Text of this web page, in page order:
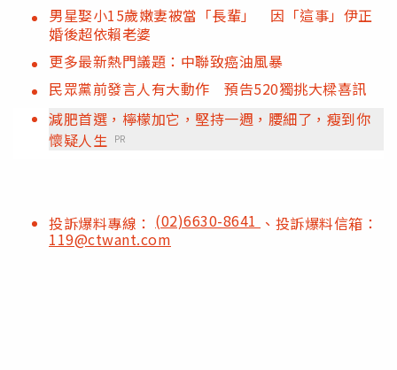
男星娶小15歲嫩妻被當「長輩」 因「這事」伊正
婚後超依賴老婆
更多最新熱門議題：中聯致癌油風暴
民眾黨前發言人有大動作 預告520獨挑大樑喜訊
減肥首選，檸檬加它，堅持一週，腰細了，瘦到你
懷疑人生 PR
投訴爆料專線： (02)6630-8641 、投訴爆料信箱：
119@ctwant.com